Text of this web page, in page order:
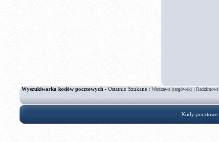
Wyszukiwarka kodów pocztowych - Ostatnio Szukane : Warszawa (targówek)|
Kody-